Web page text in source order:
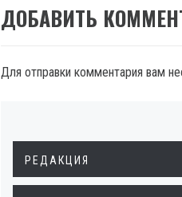
ДОБАВИТЬ
Для отправки комментария вам
РЕДАКЦИЯ